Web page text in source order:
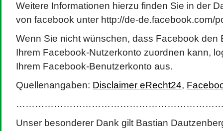
Weitere Informationen hierzu finden Sie in der
von facebook unter http://de-de.facebook.com/
Wenn Sie nicht wünschen, dass Facebook den
Ihrem Facebook-Nutzerkonto zuordnen kann,
Ihrem Facebook-Benutzerkonto aus.
Quellenangaben: Disclaimer eRecht24,
Unser besonderer Dank gilt Bastian